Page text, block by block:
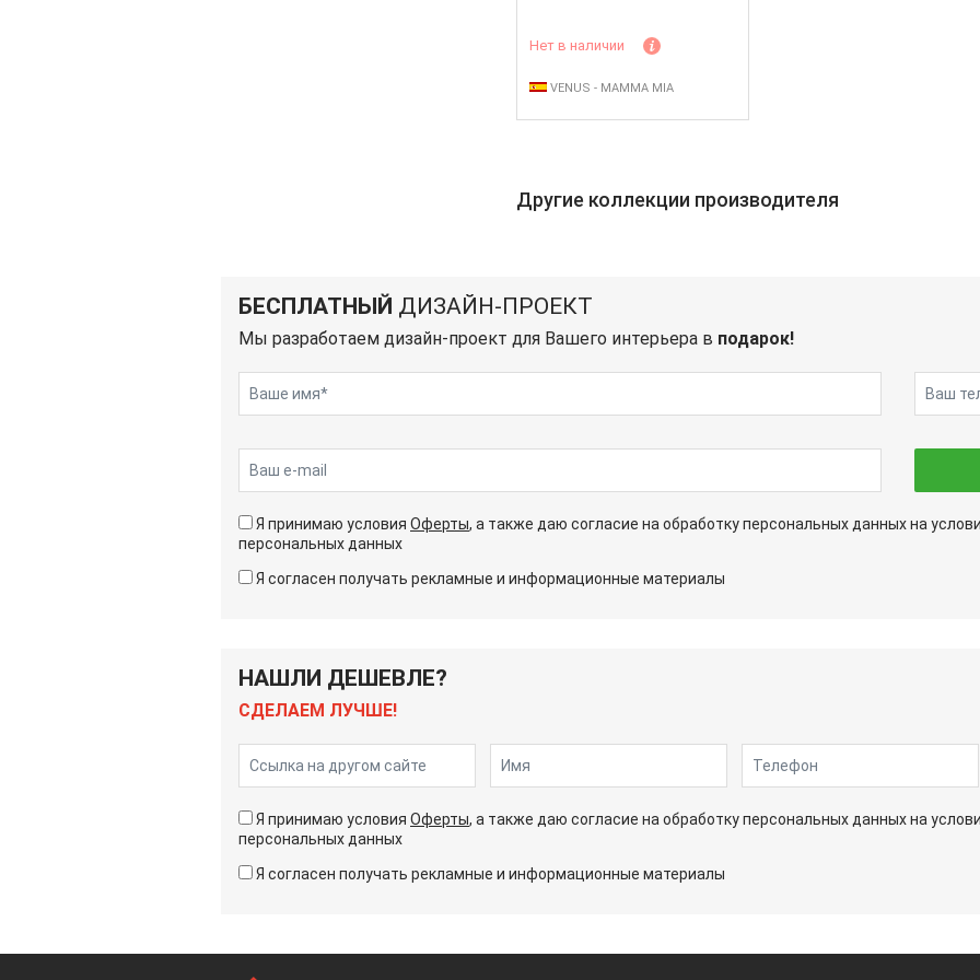
Нет в наличии
VENUS - MAMMA MIA
Другие коллекции производителя
БЕСПЛАТНЫЙ ДИЗАЙН-ПРОЕКТ
Мы разработаем дизайн-проект для Вашего интерьера в подарок!
Я принимаю условия Оферты, а также даю согласие на обработку персональных данных на
персональных данных
Я согласен получать рекламные и информационные материалы
НАШЛИ ДЕШЕВЛЕ?
СДЕЛАЕМ ЛУЧШЕ!
Я принимаю условия Оферты, а также даю согласие на обработку персональных данных на
персональных данных
Я согласен получать рекламные и информационные материалы